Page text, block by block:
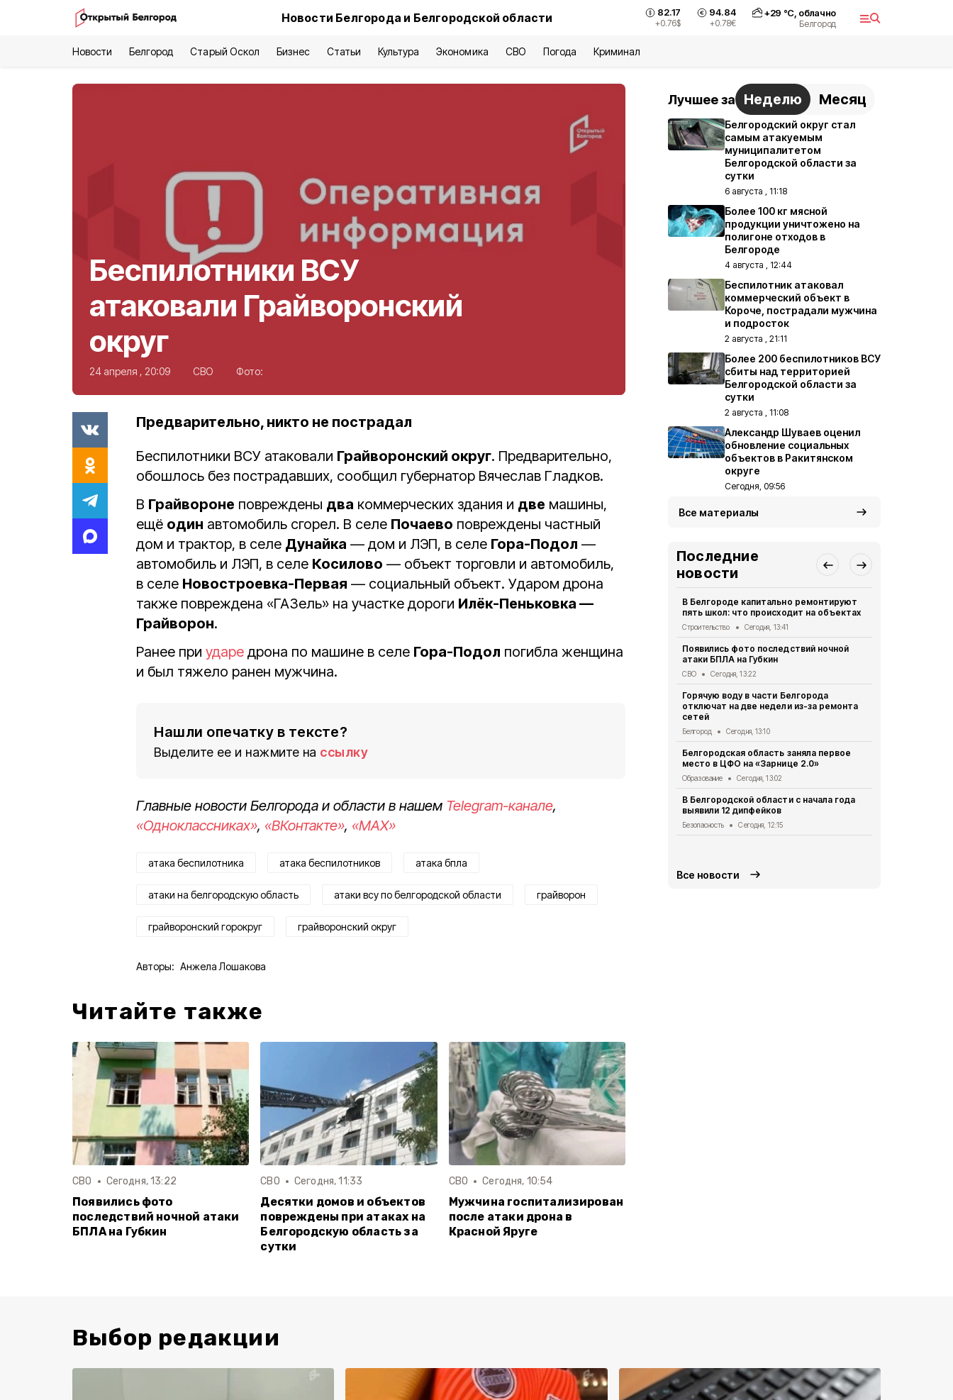
Новости Белгорода и Белгородской области 82.17
+0.76$
94.84
+0.78€
+29 °С, облачно
Белгород
Новости Белгород Старый Оскол Бизнес Статьи Культура Экономика СВО Погода Криминал
Беспилотники ВСУ
атаковали Грайворонский
округ
24 апреля , 20:09 СВО Фото:
Предварительно, никто не пострадал
Беспилотники ВСУ атаковали Грайворонский округ. Предварительно,
обошлось без пострадавших, сообщил губернатор Вячеслав Гладков.
В Грайвороне повреждены два коммерческих здания и две машины,
ещё один автомобиль сгорел. В селе Почаево повреждены частный
дом и трактор, в селе Дунайка — дом и ЛЭП, в селе Гора-Подол —
автомобиль и ЛЭП, в селе Косилово — объект торговли и автомобиль,
в селе Новостроевка-Первая — социальный объект. Ударом дрона
также повреждена «ГАЗель» на участке дороги Илёк-Пеньковка —
Грайворон.
Ранее при ударе дрона по машине в селе Гора-Подол погибла женщина
и был тяжело ранен мужчина.
Нашли опечатку в тексте?
Выделите ее и нажмите на ссылку
Главные новости Белгорода и области в нашем Telegram-канале,
«Одноклассниках», «ВКонтакте», «MAX»
атака беспилотника атака беспилотников атака бпла
атаки на белгородскую область атаки всу по белгородской области грайворон
грайворонский горокруг грайворонский округ
Авторы: Анжела Лошакова
Читайте также
СВО Сегодня, 13:22
Появились фото
последствий ночной атаки
БПЛА на Губкин
СВО Сегодня, 11:33
Десятки домов и объектов
повреждены при атаках на
Белгородскую область за
сутки
СВО Сегодня, 10:54
Мужчина госпитализирован
после атаки дрона в
Красной Яруге
Лучшее за Неделю Месяц
Белгородский округ стал
самым атакуемым
муниципалитетом
Белгородской области за
сутки
6 августа , 11:18
Более 100 кг мясной
продукции уничтожено на
полигоне отходов в
Белгороде
4 августа , 12:44
Беспилотник атаковал
коммерческий объект в
Короче, пострадали мужчина
и подросток
2 августа , 21:11
Более 200 беспилотников ВСУ
сбиты над территорией
Белгородской области за
сутки
2 августа , 11:08
Александр Шуваев оценил
обновление социальных
объектов в Ракитянском
округе
Сегодня, 09:56
Все материалы
Последние
новости
В Белгороде капитально ремонтируют
пять школ: что происходит на объектах
Строительство Сегодня, 13:41
Появились фото последствий ночной
атаки БПЛА на Губкин
СВО Сегодня, 13:22
Горячую воду в части Белгорода
отключат на две недели из-за ремонта
сетей
Белгород Сегодня, 13:10
Белгородская область заняла первое
место в ЦФО на «Зарнице 2.0»
Образование Сегодня, 13:02
В Белгородской области с начала года
выявили 12 дипфейков
Безопасность Сегодня, 12:15
Все новости
Выбор редакции